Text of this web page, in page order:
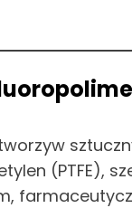
(PTFE),